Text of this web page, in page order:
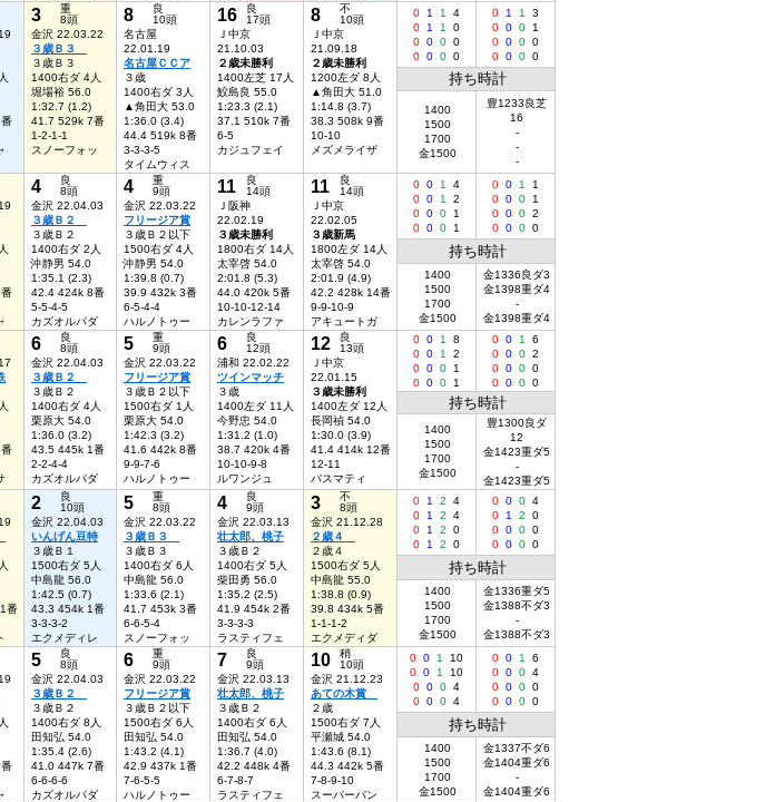
3
重
8頭
金沢 22.03.22
３歳Ｂ３
３歳Ｂ３
1400右ダ 4人
堀場裕 56.0
1:32.7 (1.2)
41.7 529k 7番
1-2-1-1
スノーフォッ
8
良
10頭
名古屋
22.01.19
名古屋ＣＣア
３歳
1400右ダ 3人
▲角田大 53.0
1:36.0 (3.4)
44.4 519k 8番
3-3-3-5
タイムウィス
16
良
17頭
Ｊ中京
21.10.03
２歳未勝利
1400左芝 17人
鮫島良 55.0
1:23.3 (2.1)
37.1 510k 7番
6-5
カジュフェイ
8
不
10頭
Ｊ中京
21.09.18
２歳未勝利
1200左ダ 8人
▲角田大 51.0
1:14.8 (3.7)
38.3 508k 9番
10-10
メズメライザ
0 1 1
4
0
1 1
0
0 0 0 0
0 0 0 0
0 1 1
3
0 0 0
1
0 0 0 0
0 0 0 0
持ち時計
1400
1500
1700
金1500
豊1233良芝
16
-
-
-
4
良
8頭
金沢 22.04.03
３歳Ｂ２
３歳Ｂ２
1400右ダ 2人
沖静男 54.0
1:35.1 (2.3)
42.4 424k 8番
5-5-4-5
カズオルパダ
4
重
9頭
金沢 22.03.22
フリージア賞
３歳Ｂ２以下
1500右ダ 4人
沖静男 54.0
1:39.8 (0.7)
39.9 432k 3番
6-5-4-4
ハルノトゥー
11
良
14頭
Ｊ阪神
22.02.19
３歳未勝利
1800右ダ 14人
太宰啓 54.0
2:01.8 (5.3)
44.0 420k 5番
10-10-12-14
カレンラファ
11
良
14頭
Ｊ中京
22.02.05
３歳新馬
1800左ダ 14人
太宰啓 54.0
2:01.9 (4.9)
42.2 428k 14番
9-9-10-9
アキュートガ
0 0 1
4
0 0 1
2
0 0 0
1
0 0 0 1
0 0 1
1
0 0 0
1
0 0 0 2
0 0 0 0
持ち時計
1400
1500
1700
金1500
金1336良ダ3
金1398重ダ4
-
金1398重ダ4
6
良
8頭
金沢 22.04.03
３歳Ｂ２
３歳Ｂ２
1400右ダ 4人
栗原大 54.0
1:36.0 (3.2)
43.5 445k 1番
2-2-4-4
カズオルパダ
5
重
9頭
金沢 22.03.22
フリージア賞
３歳Ｂ２以下
1500右ダ 1人
栗原大 54.0
1:42.3 (3.2)
41.6 442k 8番
9-9-7-6
ハルノトゥー
6
良
12頭
浦和 22.02.22
ツインマッチ
３歳
1400左ダ 11人
今野忠 54.0
1:31.2 (1.0)
38.7 420k 4番
10-10-9-8
ルワンジュ
12
良
13頭
Ｊ中京
22.01.15
３歳未勝利
1400左ダ 12人
長岡禎 54.0
1:30.0 (3.9)
41.4 414k 12番
12-11
バスマティ
0 0 1
8
0 0 1
2
0 0 0
1
0 0 0 1
0 0 1
6
0 0 0 2
0 0 0 0
0 0 0 0
持ち時計
1400
1500
1700
金1500
豊1300良ダ
12
金1423重ダ5
-
金1423重ダ5
番
2
良
10頭
金沢 22.04.03
いんげん豆特
３歳Ｂ１
1500右ダ 5人
中島龍 56.0
1:42.5 (0.7)
43.3 454k 1番
3-3-3-2
エクメディレ
5
重
8頭
金沢 22.03.22
３歳Ｂ３
３歳Ｂ３
1400右ダ 6人
中島龍 56.0
1:33.6 (2.1)
41.7 453k 3番
6-6-5-4
スノーフォッ
4
良
9頭
金沢 22.03.13
壮太郎、桃子
３歳Ｂ２
1400右ダ 5人
柴田勇 56.0
1:35.2 (2.5)
41.9 454k 2番
3-3-3-3
ラスティフェ
3
不
8頭
金沢 21.12.28
２歳４
２歳４
1500右ダ 5人
中島龍 55.0
1:38.8 (0.9)
39.8 434k 5番
1-1-1-2
エクメディダ
0 1 2
4
0
1 2
4
0
1 2
0
0
1 2 0
0 0 0 4
0
1 2
0
0 0 0 0
0 0 0 0
持ち時計
1400
1500
1700
金1500
金1336重ダ5
金1388不ダ3
-
金1388不ダ3
5
良
8頭
金沢 22.04.03
３歳Ｂ２
３歳Ｂ２
1400右ダ 8人
田知弘 54.0
1:35.4 (2.6)
41.0 447k 7番
6-6-6-6
カズオルパダ
6
重
9頭
金沢 22.03.22
フリージア賞
３歳Ｂ２以下
1500右ダ 6人
田知弘 54.0
1:43.2 (4.1)
42.9 437k 1番
7-6-5-5
ハルノトゥー
7
良
9頭
金沢 22.03.13
壮太郎、桃子
３歳Ｂ２
1400右ダ 6人
田知弘 54.0
1:36.7 (4.0)
42.2 448k 4番
6-7-8-7
ラスティフェ
10
稍
10頭
金沢 21.12.23
あての木賞
２歳
1500右ダ 7人
平瀬城 54.0
1:43.6 (8.1)
44.3 442k 5番
7-8-9-10
スーパーバン
0 0 1
10
0 0 1
10
0 0 0 4
0 0 0 4
0 0 1
6
0 0 0 4
0 0 0 0
0 0 0 0
持ち時計
1400
1500
1700
金1500
金1337不ダ6
金1404重ダ6
-
金1404重ダ6